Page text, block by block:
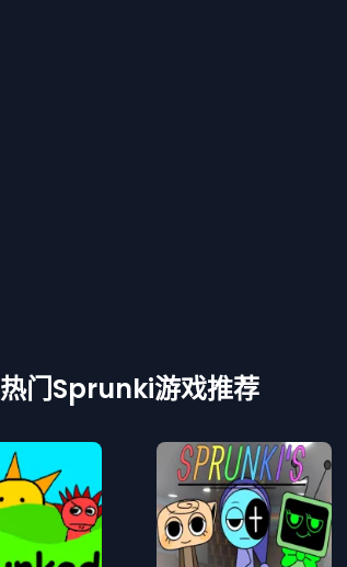
热门Sprunki游戏推荐